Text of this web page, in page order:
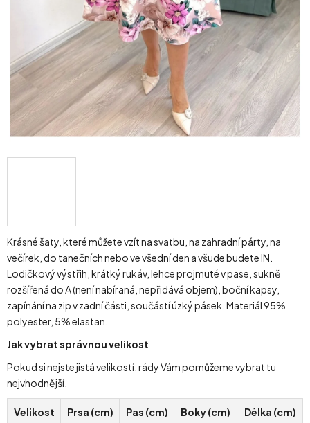
Krásné šaty, které můžete vzít na svatbu, na zahradní párty, na
večírek, do tanečních nebo ve všední den a všude budete IN.
Lodičkový výstřih, krátký rukáv, lehce projmuté v pase, sukně
rozšířená do A (není nabíraná, nepřidává objem), boční kapsy,
zapínání na zip v zadní části, součástí úzký pásek. Materiál 95%
polyester, 5% elastan.
Jak vybrat správnou velikost
Pokud si nejste jistá velikostí, rády Vám pomůžeme vybrat tu
nejvhodnější.
Velikost Prsa (cm) Pas (cm) Boky (cm) Délka (cm)